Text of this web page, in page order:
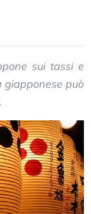
sui tassi e
giapponese può